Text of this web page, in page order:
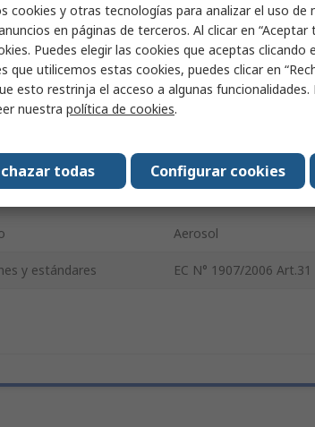
CRC
CRC
Espray antisalpicaduras
Aerosol
y estándares EC N° 1907/2006 Art.31
cookies y otras tecnologías para analizar el uso de
en páginas de terceros. Al clicar en “Aceptar
Puedes elegir las cookies que aceptas clicando
que utilicemos estas cookies, puedes clicar en
esto restrinja el acceso a algunas
nuestra política de cookies.
Configurar cookies
todas